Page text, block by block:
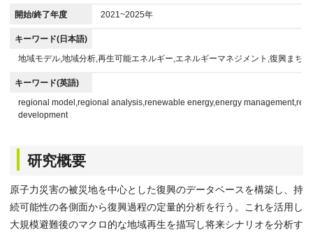
開始/終了年度 2021~2025年
キーワード(日本語)
地域モデル,地域分析,再生可能エネルギー,エネルギーマネジメント,復興まち
キーワード(英語)
regional model,regional analysis,renewable energy,energy
development
研究概要
原子力災害の被災地を中心とした復興のデータベースを構築し、持
続可能性の各側面から復興過程の定量的分析を行う。これを活用し
大規模避難後のマクロ的な地域再生を描写し将来シナリオを分析す